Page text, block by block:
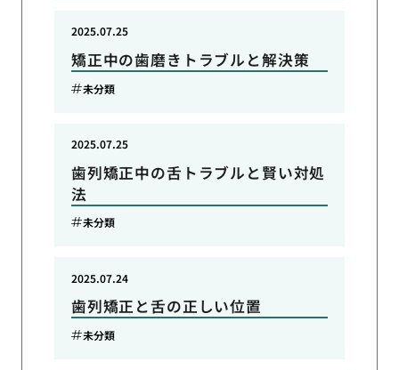
矯正中の歯磨きトラブルと解決策
2025.07.25
未分類
歯列矯正中の舌トラブルと賢い対処
法
2025.07.25
未分類
歯列矯正と舌の正しい位置
2025.07.24
未分類